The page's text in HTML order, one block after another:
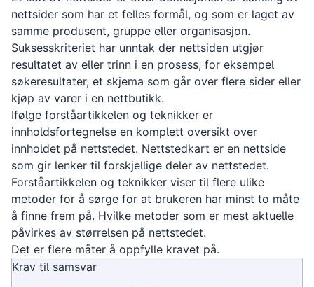
nettsider som har et felles formål, og som er laget av
samme produsent, gruppe eller organisasjon.
Suksesskriteriet har unntak der nettsiden utgjør
resultatet av eller trinn i en prosess, for eksempel
søkeresultater, et skjema som går over flere sider eller
kjøp av varer i en nettbutikk.
Ifølge forståartikkelen og teknikker er
innholdsfortegnelse en komplett oversikt over
innholdet på nettstedet. Nettstedkart er en nettside
som gir lenker til forskjellige deler av nettstedet.
Forståartikkelen og teknikker viser til flere ulike
metoder for å sørge for at brukeren har minst to måte
å finne frem på. Hvilke metoder som er mest aktuelle
påvirkes av størrelsen på nettstedet.
Det er flere måter å oppfylle kravet på.
Krav til samsvar